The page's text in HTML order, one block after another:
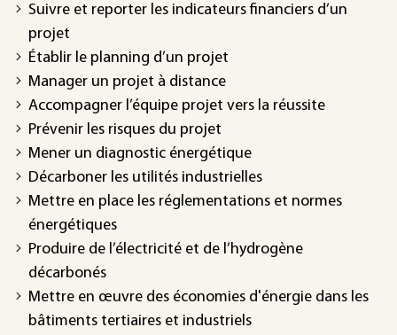
Suivre et reporter les indicateurs financiers d’un
projet
Établir le planning d’un projet
Manager un projet à distance
Accompagner l’équipe projet vers la réussite
Prévenir les risques du projet
Mener un diagnostic énergétique
Décarboner les utilités industrielles
Mettre en place les réglementations et normes
énergétiques
Produire de l’électricité et de l’hydrogène
décarbonés
Mettre en œuvre des économies d'énergie dans les
bâtiments tertiaires et industriels